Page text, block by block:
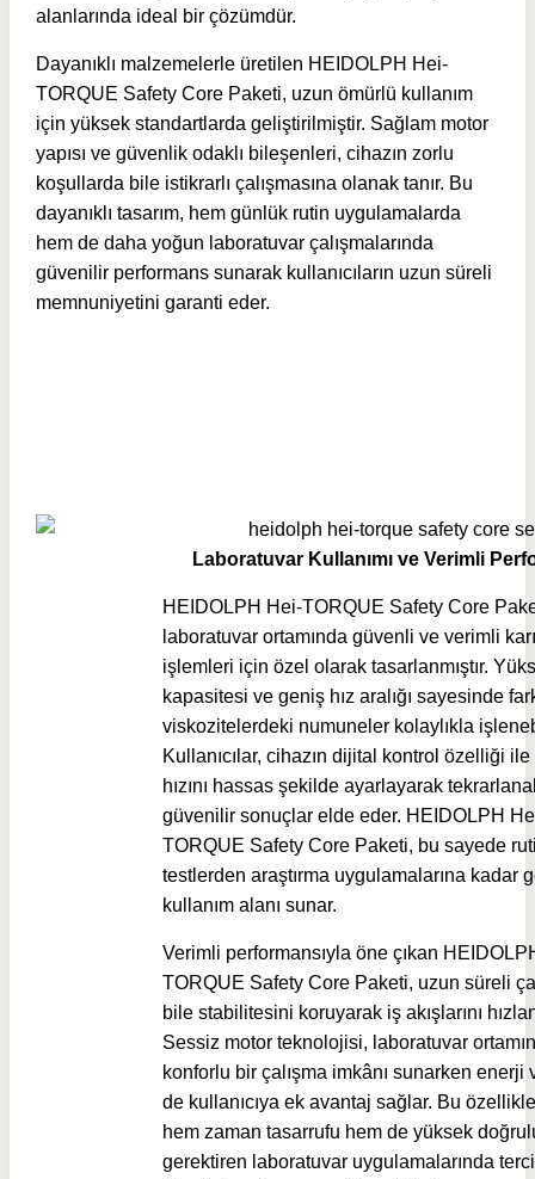
alanlarında ideal bir çözümdür.
Dayanıklı malzemelerle üretilen HEIDOLPH Hei-
TORQUE Safety Core Paketi, uzun ömürlü kullanım
için yüksek standartlarda geliştirilmiştir. Sağlam motor
yapısı ve güvenlik odaklı bileşenleri, cihazın zorlu
koşullarda bile istikrarlı çalışmasına olanak tanır. Bu
dayanıklı tasarım, hem günlük rutin uygulamalarda
hem de daha yoğun laboratuvar çalışmalarında
güvenilir performans sunarak kullanıcıların uzun süreli
memnuniyetini garanti eder.
Laboratuvar Kullanımı ve Verimli
HEIDOLPH Hei-TORQUE Safety Core
laboratuvar ortamında güvenli ve verimli
işlemleri için özel olarak tasarlanmıştır.
kapasitesi ve geniş hız aralığı sayesinde
viskozitelerdeki numuneler kolaylıkla
Kullanıcılar, cihazın dijital kontrol özelliği ile
hızını hassas şekilde ayarlayarak
güvenilir sonuçlar elde eder. HEIDOLPH
TORQUE Safety Core Paketi, bu sayede
testlerden araştırma uygulamalarına kadar
kullanım alanı sunar.
Verimli performansıyla öne çıkan
TORQUE Safety Core Paketi, uzun süreli
bile stabilitesini koruyarak iş akışlarını
Sessiz motor teknolojisi, laboratuvar
konforlu bir çalışma imkânı sunarken enerji
de kullanıcıya ek avantaj sağlar. Bu
hem zaman tasarrufu hem de yüksek
gerektiren laboratuvar uygulamalarında